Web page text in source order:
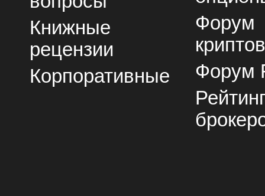
Книжные
рецензии
Корпоративные
Форум
Форум